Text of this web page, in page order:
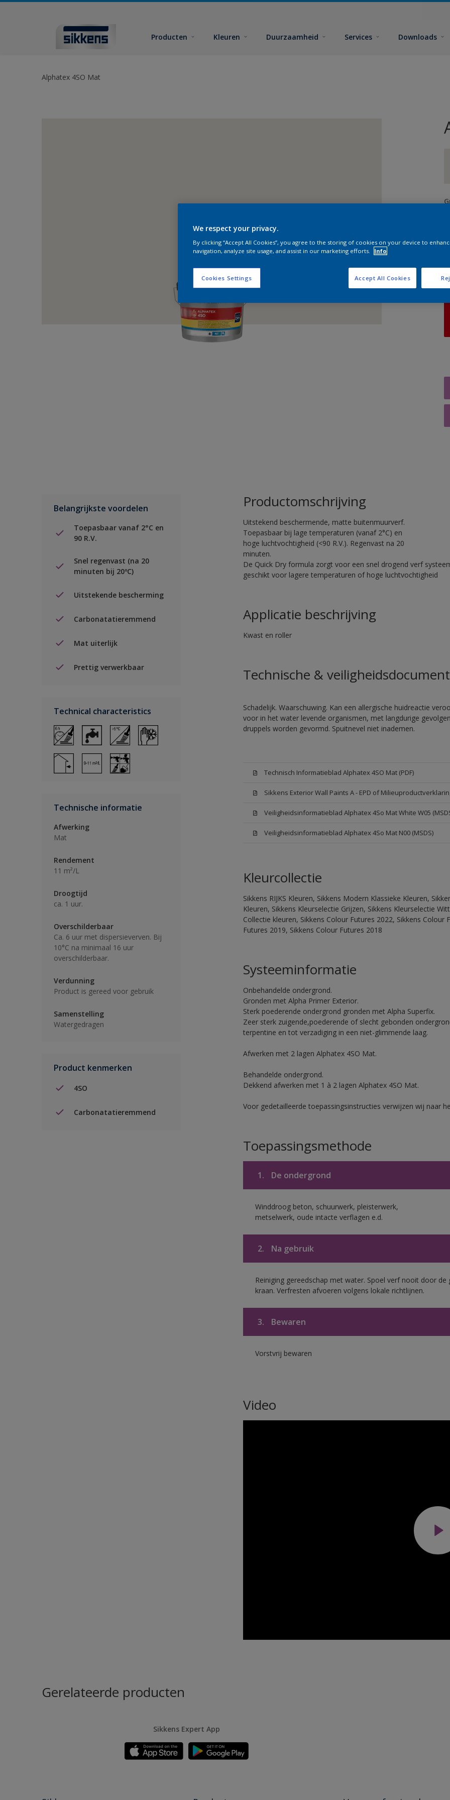
Producten Kleuren Duurzaamheid Services Downloads
Alphatex 4SO Mat
Belangrijkste voordelen
Toepasbaar vanaf 2°C en
90 R.V.
Snel regenvast (na 20
minuten bij 20ºC)
Uitstekende bescherming
Carbonatatieremmend
Mat uiterlijk
Prettig verwerkbaar
Technical characteristics
Technische informatie
Afwerking
Mat
Rendement
11 m²/L
Droogtijd
ca. 1 uur.
Overschilderbaar
Ca. 6 uur met dispersieverven. Bij
10°C na minimaal 16 uur
overschilderbaar.
Verdunning
Product is gereed voor gebruik
Samenstelling
Watergedragen
Product kenmerken
4SO
Carbonatatieremmend
Productomschrijving
Uitstekend beschermende, matte buitenmuurverf.
Toepasbaar bij lage temperaturen (vanaf 2°C) en
hoge luchtvochtigheid (<90 R.V.). Regenvast na 20
minuten.
De Quick Dry formula zorgt voor een snel drogend verf
geschikt voor lagere temperaturen of hoge luchtvochtigheid
Applicatie beschrijving
Kwast en roller
Technische &
Schadelijk. Waarschuwing. Kan een allergische huidreactie
voor in het water levende organismen, met langdurige
druppels worden gevormd. Spuitnevel niet inademen.
Technisch Informatieblad Alphatex 4SO Mat (PDF)
Sikkens Exterior Wall Paints A - EPD of
Veiligheidsinformatieblad Alphatex 4So Mat White W05
Veiligheidsinformatieblad Alphatex 4So Mat N00 (MSDS)
Kleurcollectie
Sikkens RIJKS Kleuren, Sikkens Modern Klassieke Kleuren,
Kleuren, Sikkens Kleurselectie Grijzen, Sikkens Kleurselectie
Collectie kleuren, Sikkens Colour Futures 2022, Sikkens
Futures 2019, Sikkens Colour Futures 2018
Systeeminformatie
Onbehandelde ondergrond.
Gronden met Alpha Primer Exterior.
Sterk poederende ondergrond gronden met Alpha Superfix.
Zeer sterk zuigende,poederende of slecht gebonden
terpentine en tot verzadiging in een niet-glimmende laag.
Afwerken met 2 lagen Alphatex 4SO Mat.
Behandelde ondergrond.
Dekkend afwerken met 1 à 2 lagen Alphatex 4SO Mat.
Voor gedetailleerde toepassingsinstructies verwijzen wij naar
Toepassingsmethode
1. De ondergrond
Winddroog beton, schuurwerk, pleisterwerk,
metselwerk, oude intacte verflagen e.d.
2. Na gebruik
Reiniging gereedschap met water. Spoel verf nooit door
kraan. Verfresten afvoeren volgens lokale richtlijnen.
3. Bewaren
Vorstvrij bewaren
Video
Gerelateerde producten
Sikkens Expert App
We respect your privacy.
By clicking “Accept All Cookies”, you agree to the storing of cookies on your device to
navigation, analyze site usage, and assist in our marketing efforts.
Info
Cookies Settings Accept All Cookies